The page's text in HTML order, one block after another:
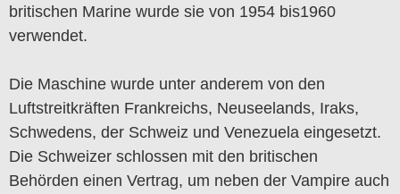
britischen Marine wurde sie von 1954 bis1960
verwendet.
Die Maschine wurde unter anderem von den
Luftstreitkräften Frankreichs, Neuseelands, Iraks,
Schwedens, der Schweiz und Venezuela eingesetzt.
Die Schweizer schlossen mit den britischen
Behörden einen Vertrag, um neben der Vampire auch